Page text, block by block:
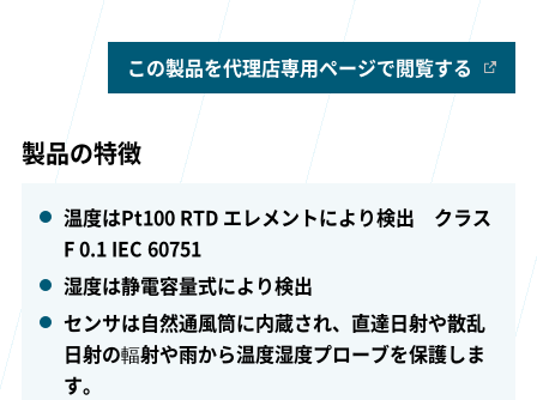
この製品を代理店専用ページで閲覧する
製品の特徴
温度はPt100 RTD エレメントにより検出 クラス
F 0.1 IEC 60751
湿度は静電容量式により検出
センサは自然通風筒に内蔵され、直達日射や散乱
日射の輻射や雨から温度湿度プローブを保護しま
す。